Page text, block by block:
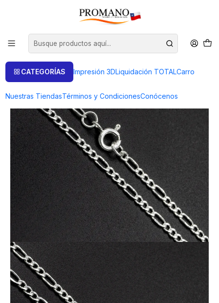
CATEGORÍAS Impresión 3DLiquidación TOTALCarro
Nuestras TiendasTérminos y CondicionesConócenos
Fornitura Ag925 Cadenas Plata
Cadena Cartier terminada 50 cm con broche